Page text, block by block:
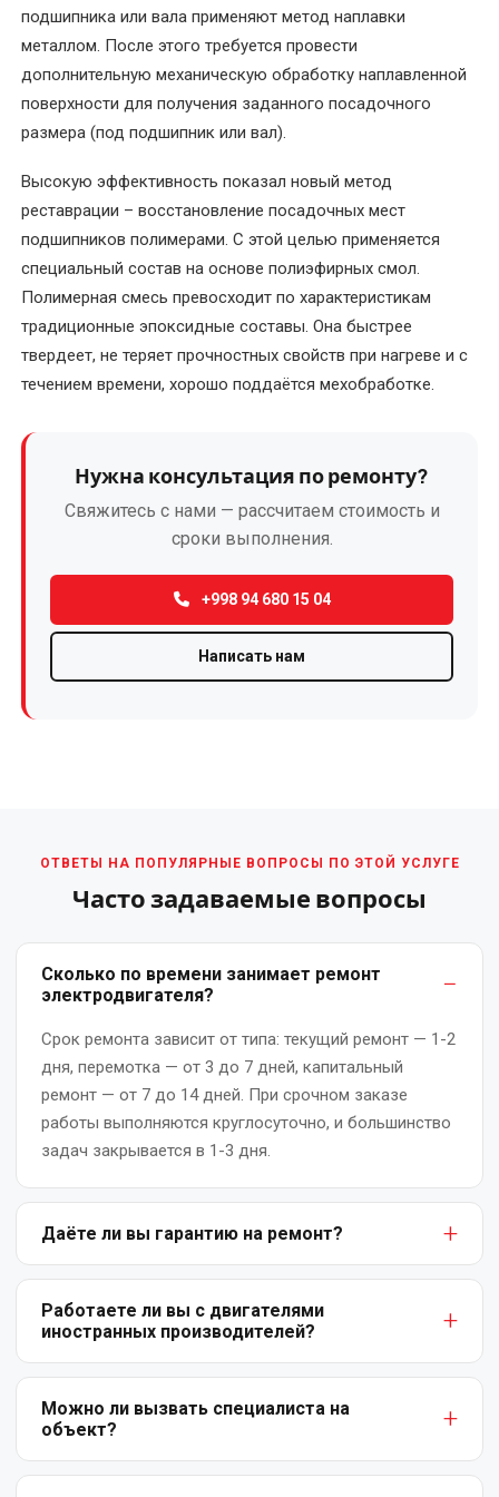
Перемотка
Послеремонтные
испытания
Ремонт
асинхронных
электродвигателей
Ремонт
и
электродвигателя
Ремонт
электродвигателей
Ремонт
электродвигателей
гном
электродвигателей
Ремонт
сварочных
трансформаторов
и
сварочного
Ремонт
подстанции
Ремонт
трансформаторов
Ремонт
тяговых
двигателей
подшипника или вала применяют метод наплавки
металлом. После этого требуется провести
дополнительную механическую обработку наплавленной
поверхности для получения заданного посадочного
размера (под подшипник или вал).
Высокую эффективность показал новый метод
реставрации – восстановление посадочных мест
подшипников полимерами. С этой целью применяется
специальный состав на основе полиэфирных смол.
Полимерная смесь превосходит по характеристикам
традиционные эпоксидные составы. Она быстрее
твердеет, не теряет прочностных свойств при нагреве и с
течением времени, хорошо поддаётся мехобработке.
Нужна консультация по ремонту?
Свяжитесь с нами — рассчитаем стоимость и
сроки выполнения.
+998 94 680 15 04
Написать нам
ОТВЕТЫ НА ПОПУЛЯРНЫЕ ВОПРОСЫ ПО ЭТОЙ УСЛУГЕ
Часто задаваемые вопросы
Сколько по времени занимает ремонт
электродвигателя?
Срок ремонта зависит от типа: текущий ремонт — 1-2
дня, перемотка — от 3 до 7 дней, капитальный
ремонт — от 7 до 14 дней. При срочном заказе
работы выполняются круглосуточно, и большинство
задач закрывается в 1-3 дня.
Даёте ли вы гарантию на ремонт?
Да. На все виды работ предоставляем письменную
гарантию: от 6 месяцев на текущий ремонт до 12
месяцев на капитальный ремонт и перемотку.
Гарантия покрывает заводские дефекты и ошибки
Работаете ли вы с двигателями
иностранных производителей?
Да. Мы ремонтируем электродвигатели любых
производителей — отечественных (АИР, 4А, ДАЗО) и
импортных (ABB, Siemens, WEG, Mitsubishi и др.).
Используем оригинальные комплектующие или
Можно ли вызвать специалиста на
объект?
Да, выезд инженера-диагноста возможен по